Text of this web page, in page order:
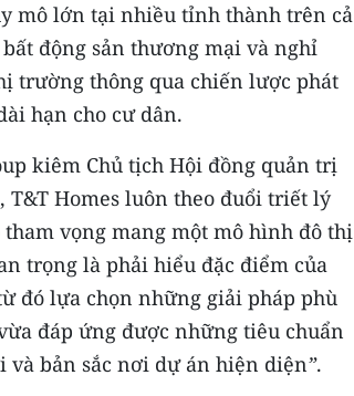
mô lớn tại nhiều tỉnh thành trên cả
động sản thương mại và nghỉ
trường thông qua chiến lược phát
hạn cho cư dân.
kiêm Chủ tịch Hội đồng quản trị
T&T Homes luôn theo đuổi triết lý
vọng mang một mô hình đô thị
trọng là phải hiểu đặc điểm của
đó lựa chọn những giải pháp phù
đáp ứng được những tiêu chuẩn
bản sắc nơi dự án hiện diện”.